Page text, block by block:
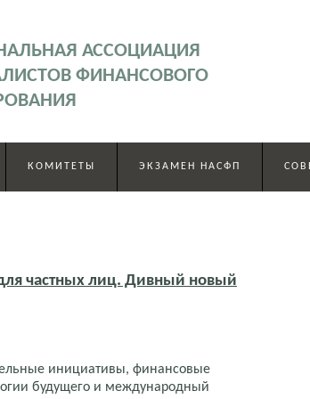
АССОЦИАЦИЯ
ФИНАНСОВОГО
КОМИТЕТЫ ЭКЗАМЕН НАСФП
частных лиц. Дивный новый
инициативы, финансовые
будущего и международный